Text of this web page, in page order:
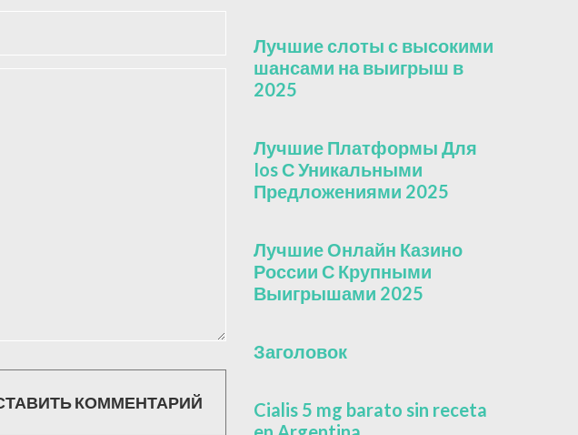
Лучшие слоты с высокими
шансами на выигрыш в
2025
Лучшие Платформы Для
Ios С Уникальными
Предложениями 2025
Лучшие Онлайн Казино
России С Крупными
Выигрышами 2025
Заголовок
Cialis 5 mg barato sin receta